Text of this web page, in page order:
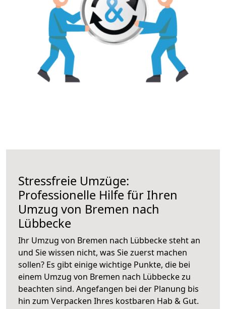
Stressfreie Umzüge:
Professionelle Hilfe für Ihren
Umzug von Bremen nach
Lübbecke
Ihr Umzug von Bremen nach Lübbecke steht an
und Sie wissen nicht, was Sie zuerst machen
sollen? Es gibt einige wichtige Punkte, die bei
einem Umzug von Bremen nach Lübbecke zu
beachten sind. Angefangen bei der Planung bis
hin zum Verpacken Ihres kostbaren Hab & Gut.